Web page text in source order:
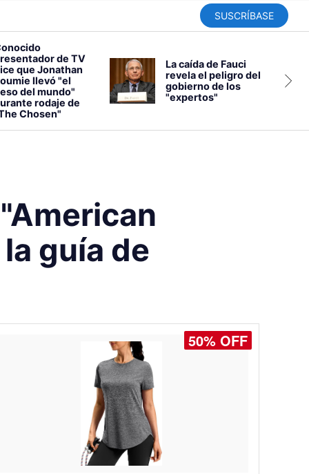
SUSCRÍBASE
de TV
que Jonathan
llevó "el
del mundo"
rodaje de
Chosen"
La caída de Fauci
revela el peligro del
gobierno de los
"expertos"
guía de
50% OFF
50% OFF